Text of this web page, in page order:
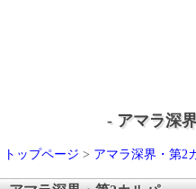
- アマラ深
トップページ > アマラ深界・第2